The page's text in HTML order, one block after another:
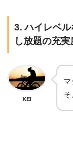
3. ハイレベ
し放題の充実
KEI
マ
そ